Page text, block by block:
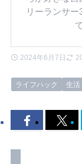
リーランサ
2024年6月7日
ライフハック 生活